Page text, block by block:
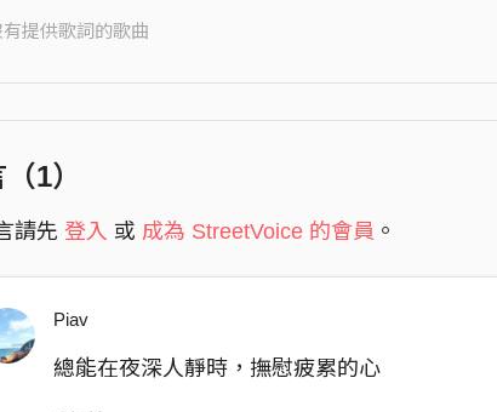
提供歌詞的歌曲
（1）
請先 登入 或 成為 StreetVoice 的會員 。
Piav
總能在夜深人靜時，撫慰疲累的心